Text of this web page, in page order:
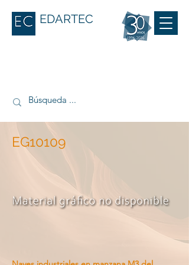
EDARTEC
EG10109